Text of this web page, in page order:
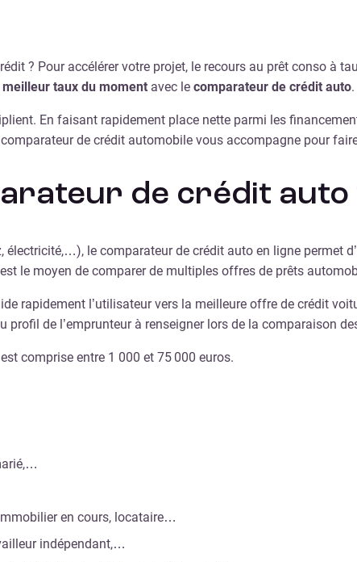
? Pour accélérer votre projet, le recours au prêt conso à
taux du moment avec le comparateur de crédit auto.
En faisant rapidement place nette parmi les
de crédit automobile vous accompagne pour
de crédit auto
électricité,…), le comparateur de crédit auto en ligne
le moyen de comparer de multiples offres de prêts
rapidement l’utilisateur vers la meilleure offre de crédit
de l’emprunteur à renseigner lors de la comparaison
comprise entre 1 000 et 75 000 euros.
en cours, locataire…
indépendant,…